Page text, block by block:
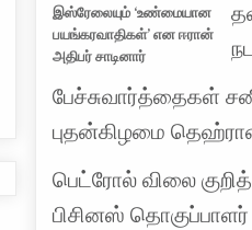
இஸ்ரேலையும் ‘உண்மையான
பயங்கரவாதிகள்’ என ஈரான்
அதிபர் சாடினார்
பேச்சுவார்த்தைகள்
புதன்கிழமை
பெட்ரோல் விலை
பிசினஸ்